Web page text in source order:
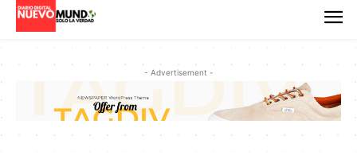
- Advertisement -